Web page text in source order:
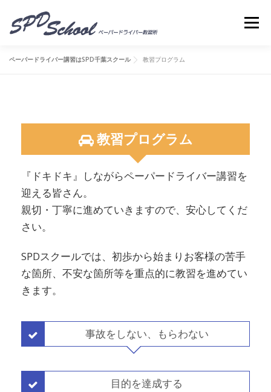
コンテンツへスキップ
メニ
ペーパードライバー講習はSPD千葉スクール 教習プログラム
教習プログラム
『ドキドキ』しながらペーパードライバー講習を
迎える皆さん。
親切・丁寧に進めていきますので、安心してくだ
さい。
SPDスクールでは、初歩から始まりお客様の苦手
な箇所、不安な箇所等を重点的に教習を進めてい
きます。
事故をしない、もらわない
目的を達成する